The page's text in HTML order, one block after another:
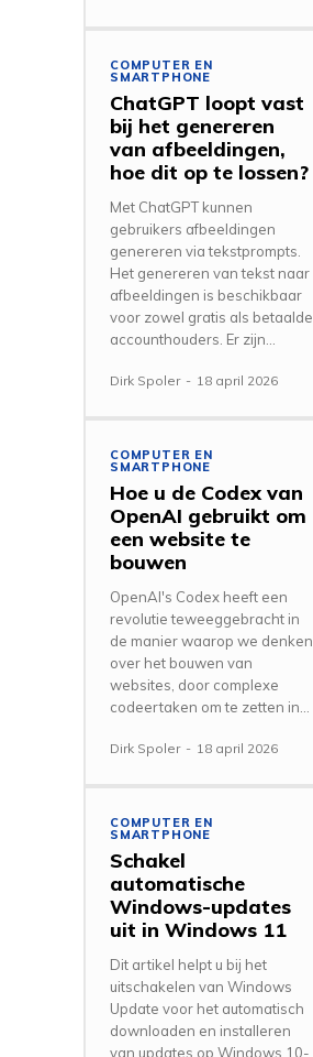
COMPUTER EN
SMARTPHONE
ChatGPT loopt vast
bij het genereren
van afbeeldingen,
hoe dit op te lossen?
Met ChatGPT kunnen
gebruikers afbeeldingen
genereren via tekstprompts.
Het genereren van tekst naar
afbeeldingen is beschikbaar
voor zowel gratis als betaalde
accounthouders. Er zijn...
Dirk Spoler - 18 april 2026
COMPUTER EN
SMARTPHONE
Hoe u de Codex van
OpenAI gebruikt om
een ​​website te
bouwen
OpenAI's Codex heeft een
revolutie teweeggebracht in
de manier waarop we denken
over het bouwen van
websites, door complexe
codeertaken om te zetten in...
Dirk Spoler - 18 april 2026
COMPUTER EN
SMARTPHONE
Schakel
automatische
Windows-updates
uit in Windows 11
Dit artikel helpt u bij het
uitschakelen van Windows
Update voor het automatisch
downloaden en installeren
van updates op Windows 10-